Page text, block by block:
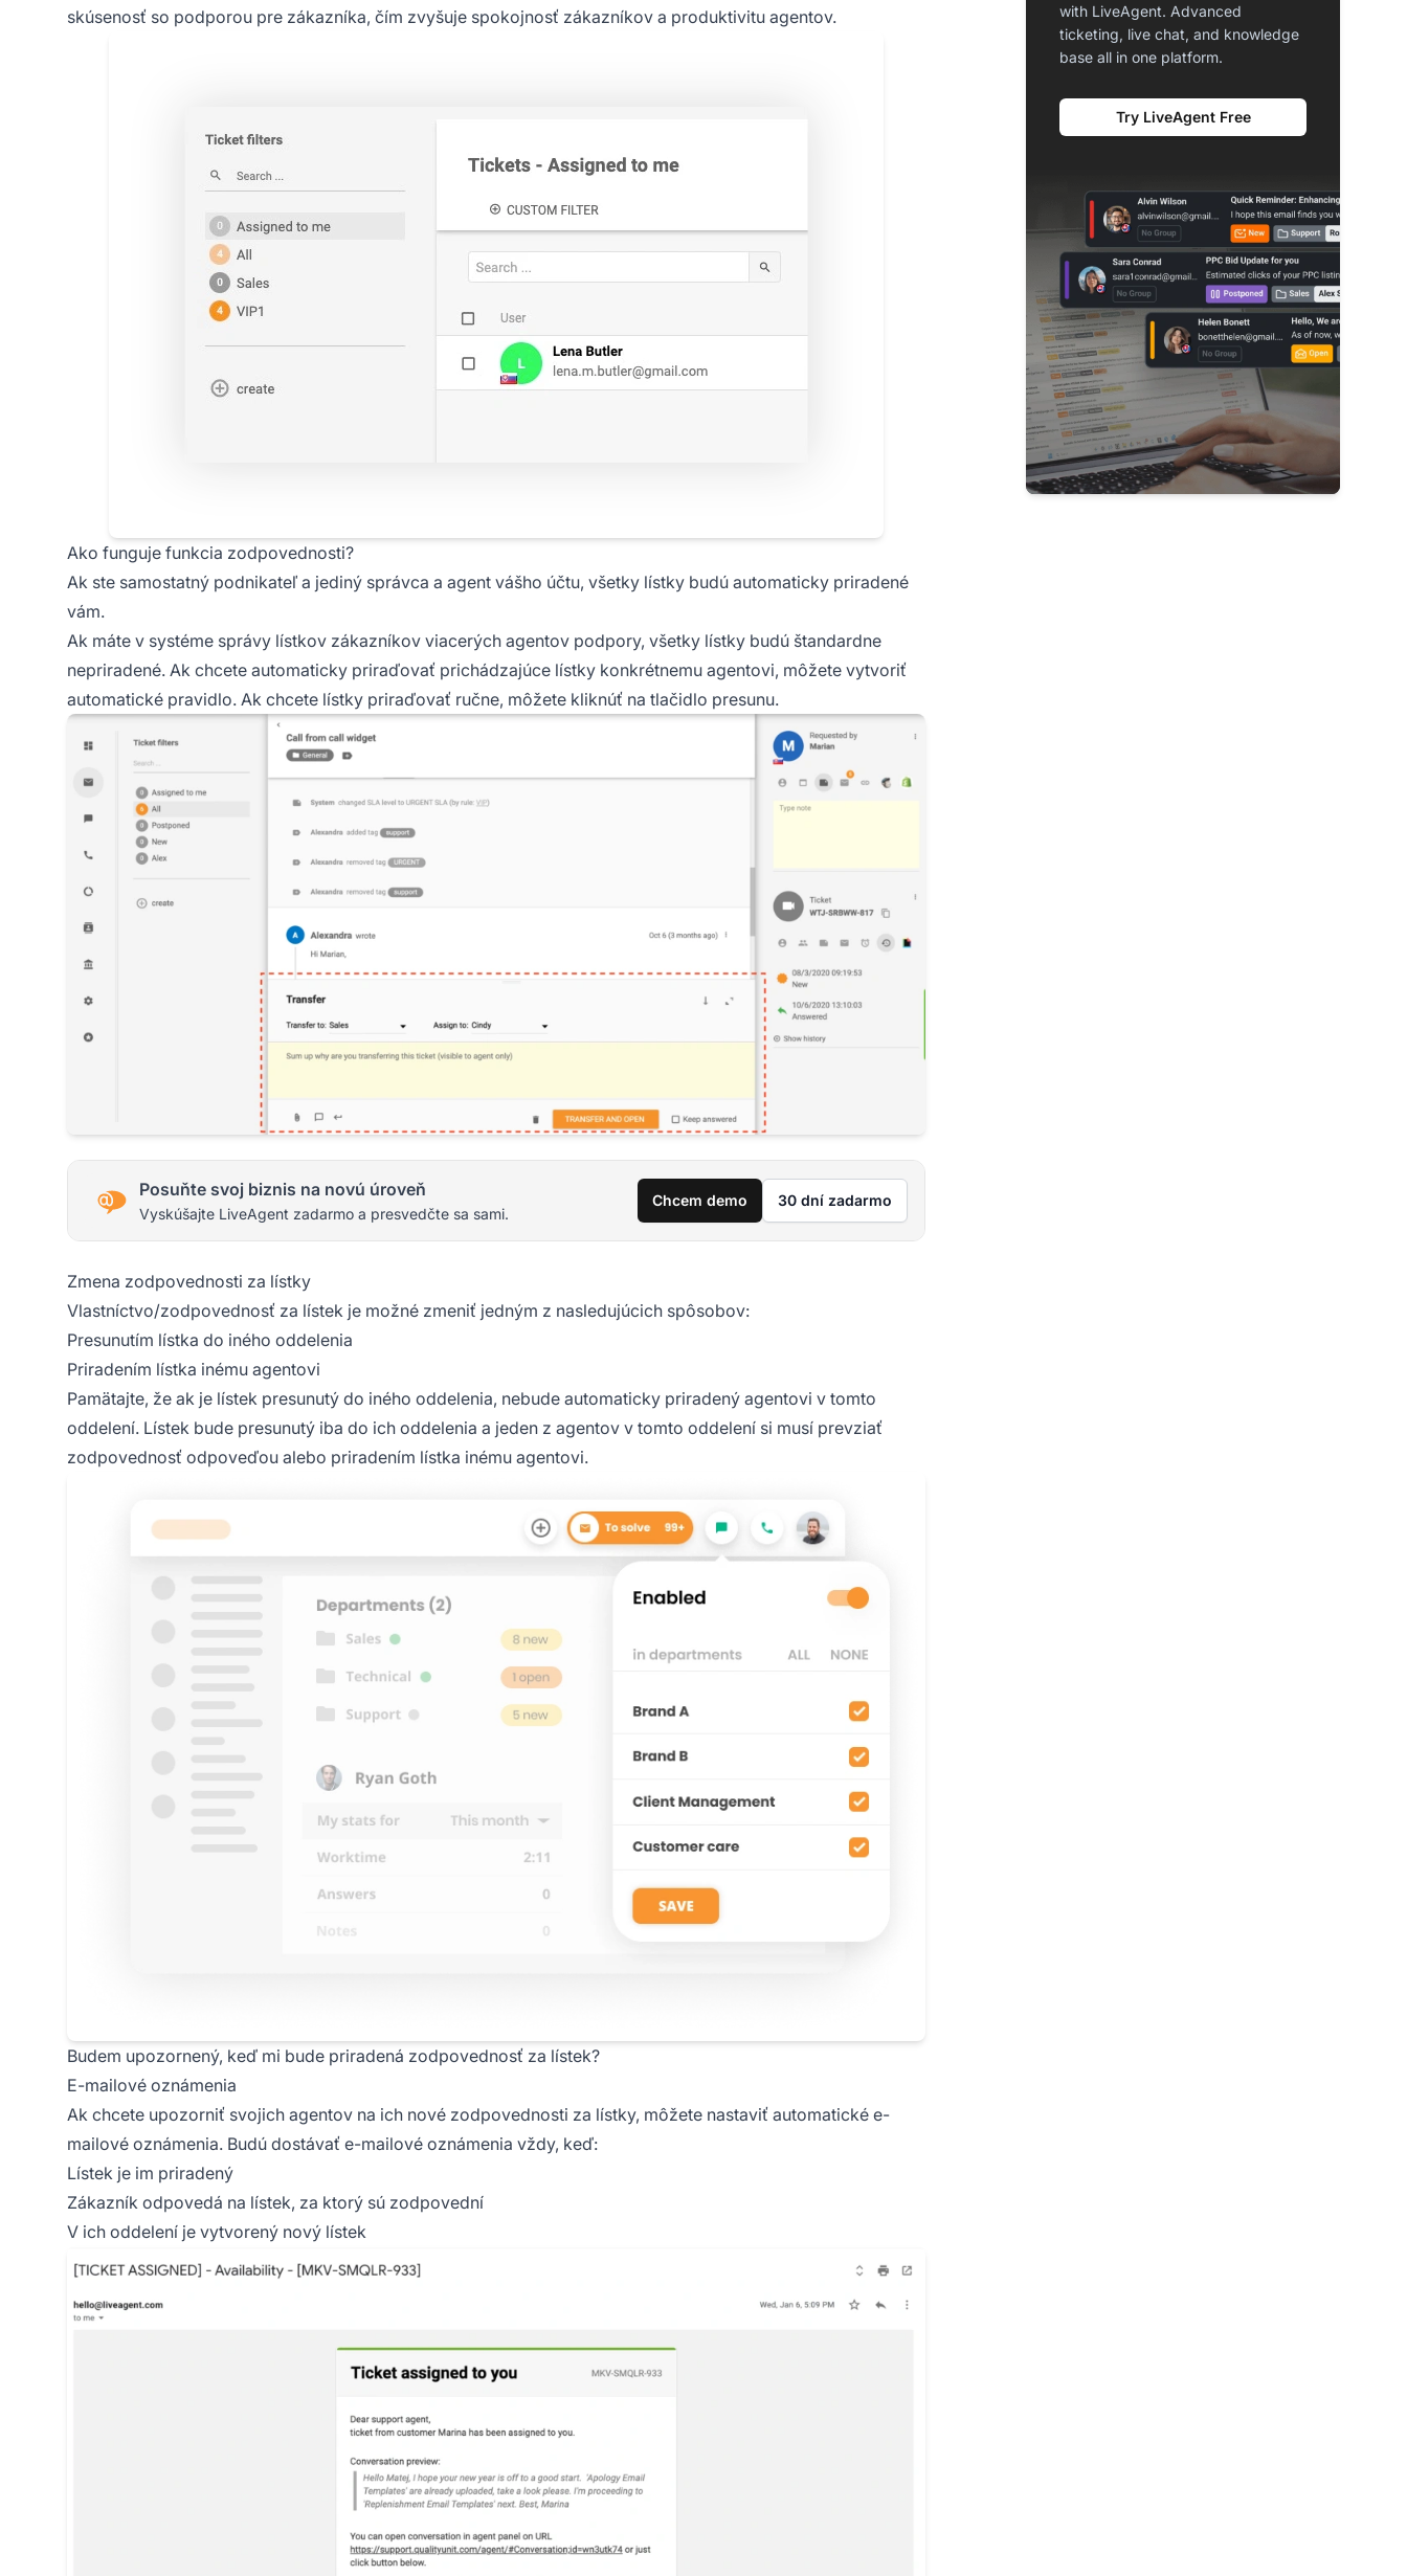
skúsenosť so podporou pre zákazníka, čím zvyšuje spokojnosť zákazníkov a produktivitu agentov.
Ako funguje funkcia zodpovednosti?
Ak ste samostatný podnikateľ a jediný správca a agent vášho účtu, všetky lístky budú automaticky priradené
vám.
Ak máte v systéme správy lístkov zákazníkov viacerých agentov podpory, všetky lístky budú štandardne
nepriradené. Ak chcete automaticky priraďovať prichádzajúce lístky konkrétnemu agentovi, môžete vytvoriť
automatické pravidlo. Ak chcete lístky priraďovať ručne, môžete kliknúť na tlačidlo presunu.
Posuňte svoj biznis na novú úroveň
Vyskúšajte LiveAgent zadarmo a presvedčte sa sami.
Chcem demo 30 dní zadarmo
Zmena zodpovednosti za lístky
Vlastníctvo/zodpovednosť za lístek je možné zmeniť jedným z nasledujúcich spôsobov:
Presunutím lístka do iného oddelenia
Priradením lístka inému agentovi
Pamätajte, že ak je lístek presunutý do iného oddelenia, nebude automaticky priradený agentovi v tomto
oddelení. Lístek bude presunutý iba do ich oddelenia a jeden z agentov v tomto oddelení si musí prevziať
zodpovednosť odpoveďou alebo priradením lístka inému agentovi.
Budem upozornený, keď mi bude priradená zodpovednosť za lístek?
E-mailové oznámenia
Ak chcete upozorniť svojich agentov na ich nové zodpovednosti za lístky, môžete nastaviť automatické e-
mailové oznámenia. Budú dostávať e-mailové oznámenia vždy, keď:
Lístek je im priradený
Zákazník odpovedá na lístek, za ktorý sú zodpovední
V ich oddelení je vytvorený nový lístek
with LiveAgent. Advanced
ticketing, live chat, and knowledge
base all in one platform.
Try LiveAgent Free